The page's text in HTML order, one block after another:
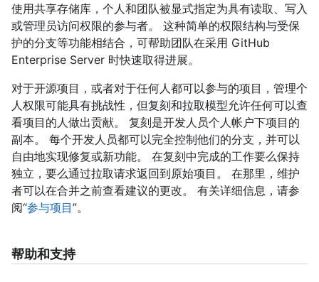
使用共享存储库，个人和团队被显式指定为具有读取、写入
或管理员访问权限的参与者。 这种简单的权限结构与受保
护的分支等功能相结合，可帮助团队在采用 GitHub
Enterprise Server 时快速取得进展。
对于开源项目，或者对于任何人都可以参与的项目，管理个
人权限可能具有挑战性，但复刻和拉取模型允许任何可以查
看项目的人做出贡献。 复刻是开发人员个人帐户下项目的
副本。 每个开发人员都可以完全控制他们的分支，并可以
自由地实现修复或新功能。 在复刻中完成的工作要么保持
独立，要么通过拉取请求返回到原始项目。 在那里，维护
者可以在合并之前查看建议的更改。 有关详细信息，请参
阅“参与项目”。
帮助和支持